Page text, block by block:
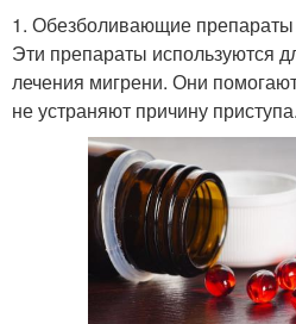
1. Обезболивающие препараты
Эти препараты используются
лечения мигрени. Они
не устраняют причину приступа.